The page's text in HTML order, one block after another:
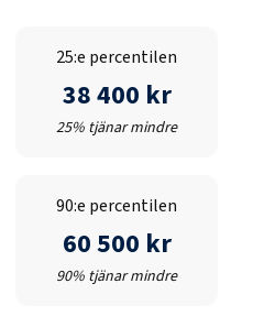
25:e percentilen
38 400 kr
25% tjänar mindre
90:e percentilen
60 500 kr
90% tjänar mindre